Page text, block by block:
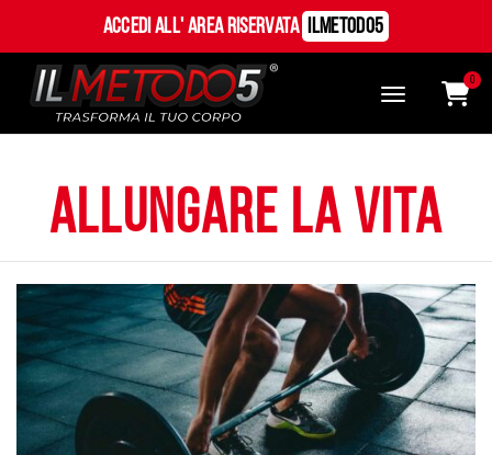
Accedi all' Area Riservata ILMetodo5
0
allungare la vita